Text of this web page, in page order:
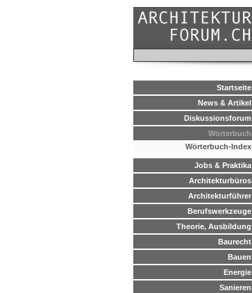
Startseite
News & Artikel
Diskussionsforum
Wörterbuch
Wörterbuch-Index
Jobs & Praktika
Architekturbüros
Architekturführer
Berufswerkzeuge
Theorie, Ausbildung
Baurecht
Bauen
Energie
Sanieren